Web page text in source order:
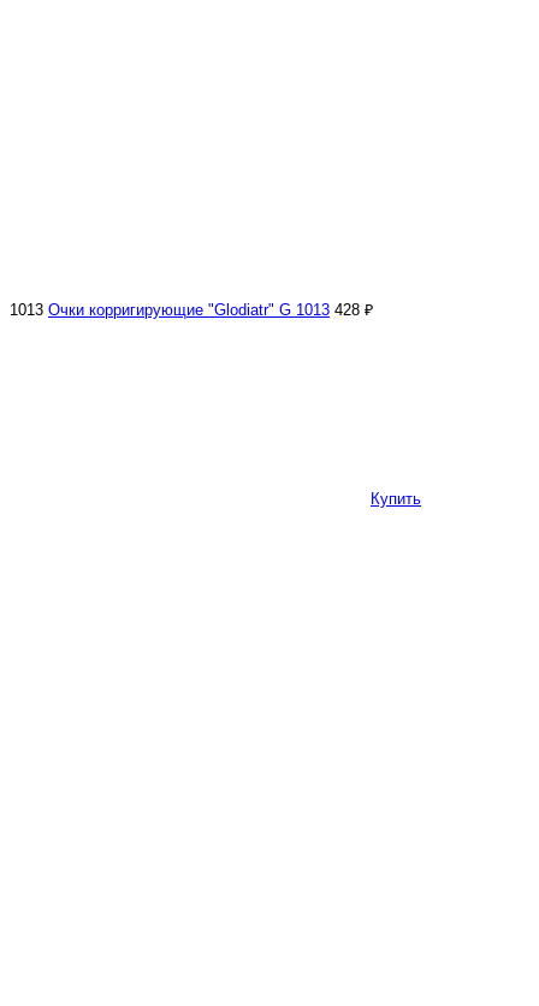
1013 Очки корригирующие "Glodiatr" G 1013 428 ₽
Купить